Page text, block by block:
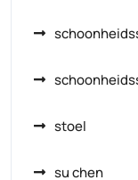
stoel
su chen